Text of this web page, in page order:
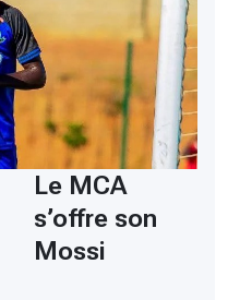
Le MCA
s’offre son
Mossi